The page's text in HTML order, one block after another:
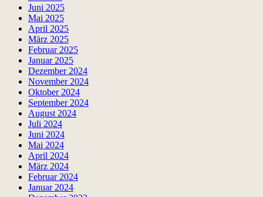
Juni 2025
Mai 2025
April 2025
März 2025
Februar 2025
Januar 2025
Dezember 2024
November 2024
Oktober 2024
September 2024
August 2024
Juli 2024
Juni 2024
Mai 2024
April 2024
März 2024
Februar 2024
Januar 2024